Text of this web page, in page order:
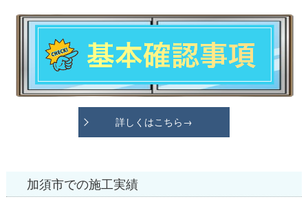
詳しくはこちら→
加須市での施工実績